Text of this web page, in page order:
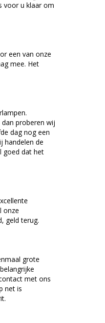
voor u klaar om
een van onze
mee. Het
proberen wij
dag nog een
handelen de
goed dat het
onze
geld terug.
grote
met ons
net is